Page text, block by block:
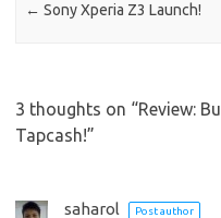
← Sony Xperia Z3 Launch!
3 thoughts on “Review:
Tapcash!”
saharol
Post author